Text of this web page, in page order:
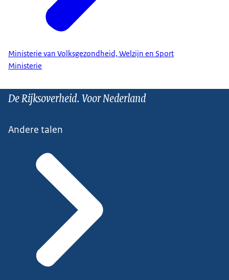
Ministerie van Volksgezondheid, Welzijn en Sport
Ministerie
De Rijksoverheid. Voor Nederland
Andere talen